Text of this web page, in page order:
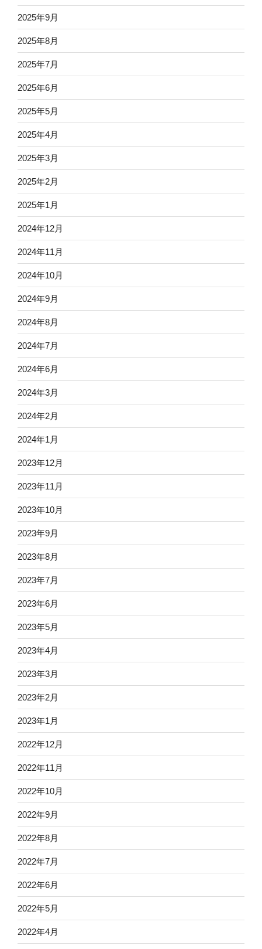
2025年9月
2025年8月
2025年7月
2025年6月
2025年5月
2025年4月
2025年3月
2025年2月
2025年1月
2024年12月
2024年11月
2024年10月
2024年9月
2024年8月
2024年7月
2024年6月
2024年3月
2024年2月
2024年1月
2023年12月
2023年11月
2023年10月
2023年9月
2023年8月
2023年7月
2023年6月
2023年5月
2023年4月
2023年3月
2023年2月
2023年1月
2022年12月
2022年11月
2022年10月
2022年9月
2022年8月
2022年7月
2022年6月
2022年5月
2022年4月